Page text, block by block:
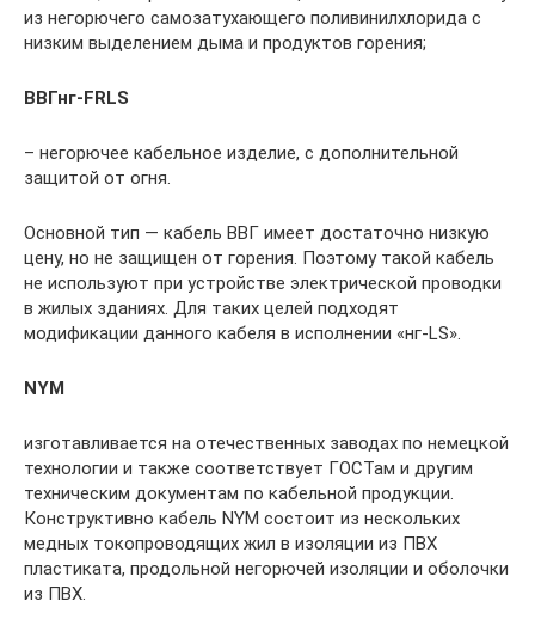
из негорючего самозатухающего поливинилхлорида с
низким выделением дыма и продуктов горения;
ВВГнг-FRLS
– негорючее кабельное изделие, с дополнительной
защитой от огня.
Основной тип — кабель ВВГ имеет достаточно низкую
цену, но не защищен от горения. Поэтому такой кабель
не используют при устройстве электрической проводки
в жилых зданиях. Для таких целей подходят
модификации данного кабеля в исполнении «нг-LS».
NYM
изготавливается на отечественных заводах по немецкой
технологии и также соответствует ГОСТам и другим
техническим документам по кабельной продукции.
Конструктивно кабель NYM состоит из нескольких
медных токопроводящих жил в изоляции из ПВХ
пластиката, продольной негорючей изоляции и оболочки
из ПВХ.